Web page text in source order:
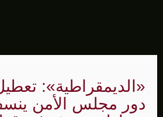
«الديمقراطية»:
دور مجلس الأمن